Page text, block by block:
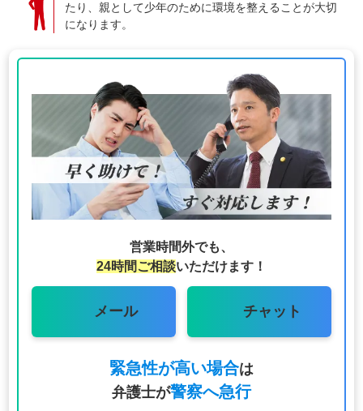
たり、親として少年のために環境を整えることが大切
になります。
営業時間外でも、
24時間ご相談いただけます！
メール チャット
緊急性が高い場合は
弁護士が警察へ急行